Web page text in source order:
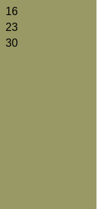
16
23
30